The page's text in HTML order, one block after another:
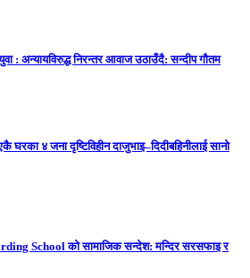
: अन्यायविरुद्ध निरन्तर आवाज उठाउँदै: सन्दीप गौतम
४ जना दृष्टिविहीन दाजुभाइ–दिदीबहिनीलाई सानो
School को सामाजिक सन्देश: मन्दिर सरसफाइ र